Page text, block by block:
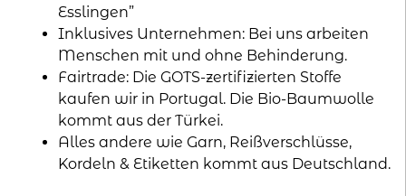
Esslingen”
Inklusives Unternehmen: Bei uns arbeiten
Menschen mit und ohne Behinderung.
Fairtrade: Die GOTS-zertifizierten Stoffe
kaufen wir in Portugal. Die Bio-Baumwolle
kommt aus der Türkei.
Alles andere wie Garn, Reißverschlüsse,
Kordeln & Etiketten kommt aus Deutschland.